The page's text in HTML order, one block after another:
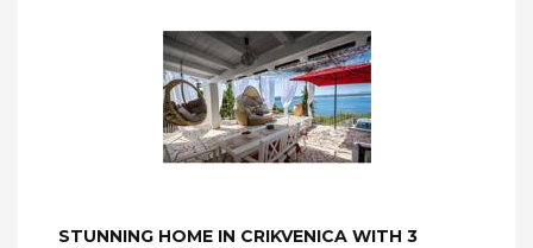
STUNNING HOME IN CRIKVENICA WITH 3